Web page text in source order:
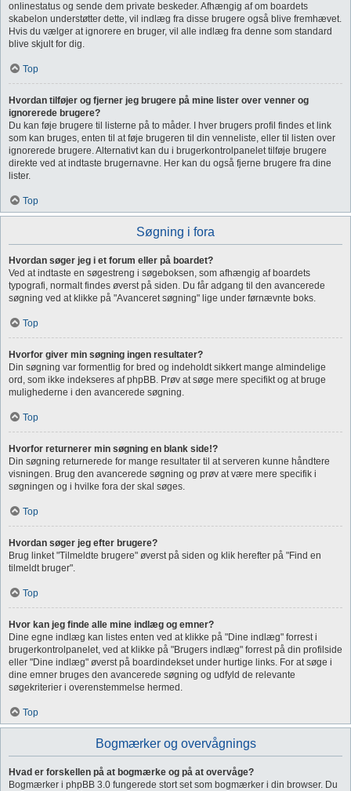
onlinestatus og sende dem private beskeder. Afhængig af om boardets
skabelon understøtter dette, vil indlæg fra disse brugere også blive fremhævet.
Hvis du vælger at ignorere en bruger, vil alle indlæg fra denne som standard
blive skjult for dig.
Top
Hvordan tilføjer og fjerner jeg brugere på mine lister over venner og
ignorerede brugere?
Du kan føje brugere til listerne på to måder. I hver brugers profil findes et link
som kan bruges, enten til at føje brugeren til din venneliste, eller til listen over
ignorerede brugere. Alternativt kan du i brugerkontrolpanelet tilføje brugere
direkte ved at indtaste brugernavne. Her kan du også fjerne brugere fra dine
lister.
Top
Søgning i fora
Hvordan søger jeg i et forum eller på boardet?
Ved at indtaste en søgestreng i søgeboksen, som afhængig af boardets
typografi, normalt findes øverst på siden. Du får adgang til den avancerede
søgning ved at klikke på "Avanceret søgning" lige under førnævnte boks.
Top
Hvorfor giver min søgning ingen resultater?
Din søgning var formentlig for bred og indeholdt sikkert mange almindelige
ord, som ikke indekseres af phpBB. Prøv at søge mere specifikt og at bruge
mulighederne i den avancerede søgning.
Top
Hvorfor returnerer min søgning en blank side!?
Din søgning returnerede for mange resultater til at serveren kunne håndtere
visningen. Brug den avancerede søgning og prøv at være mere specifik i
søgningen og i hvilke fora der skal søges.
Top
Hvordan søger jeg efter brugere?
Brug linket "Tilmeldte brugere" øverst på siden og klik herefter på "Find en
tilmeldt bruger".
Top
Hvor kan jeg finde alle mine indlæg og emner?
Dine egne indlæg kan listes enten ved at klikke på "Dine indlæg" forrest i
brugerkontrolpanelet, ved at klikke på "Brugers indlæg" forrest på din profilside
eller "Dine indlæg" øverst på boardindekset under hurtige links. For at søge i
dine emner bruges den avancerede søgning og udfyld de relevante
søgekriterier i overenstemmelse hermed.
Top
Bogmærker og overvågnings
Hvad er forskellen på at bogmærke og på at overvåge?
Bogmærker i phpBB 3.0 fungerede stort set som bogmærker i din browser. Du